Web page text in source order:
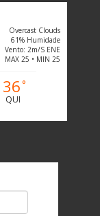
Overcast Clouds
61% Humidade
Vento: 2m/s ENE
MAX 25 • MIN 25
36°
QUI